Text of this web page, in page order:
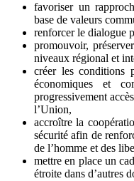
favoriser un
base de valeurs
renforcer le dialogue
promouvoir,
niveaux régional et
créer les conditions
économiques et
progressivement
l’Union,
accroître la
sécurité afin de
de l’homme et des
mettre en place un
étroite dans d’autres